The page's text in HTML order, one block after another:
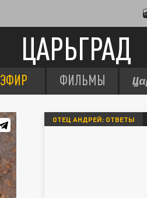
ЦАРЬГРАД
ЭФИР ФИЛЬМЫ
ОТЕЦ АНДРЕЙ: ОТВЕТЫ